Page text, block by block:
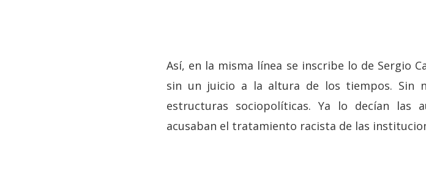
Así, en la misma línea se inscribe lo de Sergio
sin un juicio a la altura de los tiempos. Sin
estructuras sociopolíticas. Ya lo decían las
acusaban el tratamiento racista de las